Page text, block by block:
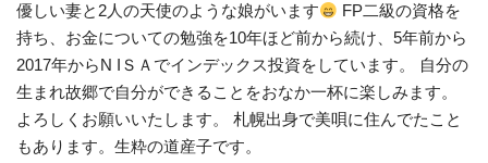
優しい妻と2人の天使のような娘がいます
FP二級の資格を
持ち、お金についての勉強を10年ほど前から続け、5年前から
2017年からN IＳＡでインデックス投資をしています。 自分の
生まれ故郷で自分ができることをおなか一杯に楽しみます。
よろしくお願いいたします。 札幌出身で美唄に住んでたこと
もあります。生粋の道産子です。